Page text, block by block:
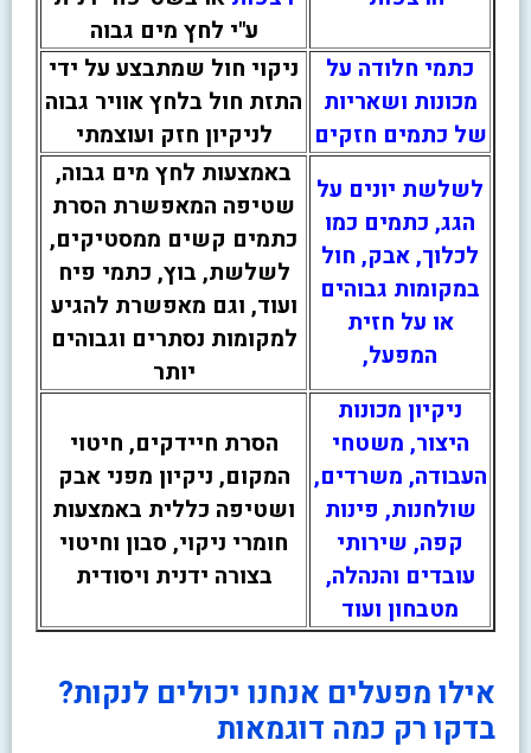
ע"י לחץ מים גבוה
כתמי חלודה על
מכונות ושאריות
של כתמים חזקים
ניקוי חול שמתבצע על ידי
התזת חול בלחץ אוויר גבוה
לניקיון חזק ועוצמתי
לשלשת יונים על
הגג, כתמים כמו
לכלוך, אבק, חול
במקומות גבוהים
או על חזית
המפעל,
באמצעות לחץ מים גבוה,
שטיפה המאפשרת הסרת
כתמים קשים ממסטיקים,
לשלשת, בוץ, כתמי פיח
ועוד, וגם מאפשרת להגיע
למקומות נסתרים וגבוהים
יותר
ניקיון מכונות
היצור, משטחי
העבודה, משרדים,
שולחנות, פינות
קפה, שירותי
עובדים והנהלה,
מטבחון ועוד
הסרת חיידקים, חיטוי
המקום, ניקיון מפני אבק
ושטיפה כללית באמצעות
חומרי ניקוי, סבון וחיטוי
בצורה ידנית ויסודית
אילו מפעלים אנחנו יכולים לנקות?
בדקו רק כמה דוגמאות